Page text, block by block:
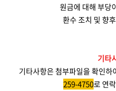
원금에 대해 부당
환수 조치 및 향
기타
기타사항은 첨부파일을 확인하
259-4750로 연